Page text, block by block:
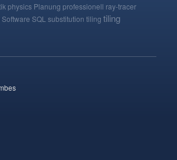
physics Planung professionell ray-tracer
Software SQL substitution tiling tiling